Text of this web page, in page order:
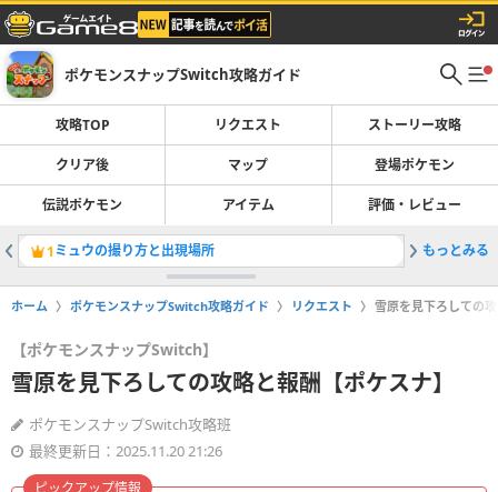
ポケモンスナップSwitch攻略ガイド
攻略TOP リクエスト ストーリー攻略
クリア後 マップ 登場ポケモン
伝説ポケモン アイテム 評価・レビュー
1 ミュウの撮り方と出現場所 2ストー
もっとみる
ホーム ポケモンスナップSwitch攻略ガイド リクエスト 雪原を見下ろしての
【ポケモンスナップSwitch】
雪原を見下ろしての攻略と報酬【ポケスナ】
ポケモンスナップSwitch攻略班
最終更新日：2025.11.20 21:26
ピックアップ情報